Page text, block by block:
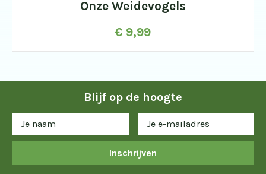
Onze Weidevogels
€ 9,99
Blijf op de hoogte
Inschrijven